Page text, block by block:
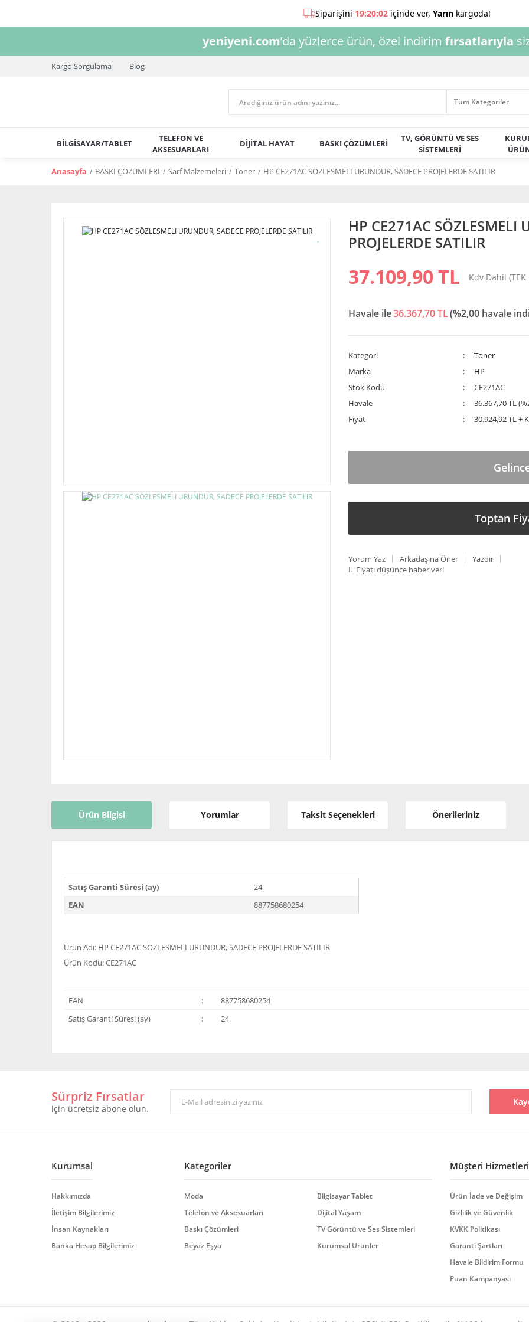
yeniyeni.com’da yüzlerce ürün, özel indirim fırsatlarıyla
Kargo Sorgulama Blog
BİLGİSAYAR/TABLET
TELEFON VE
AKSESUARLARI
DİJİTAL HAYAT BASKI ÇÖZÜMLERİ
TV, GÖRÜNTÜ VE SES
SİSTEMLERİ
Anasayfa BASKI ÇÖZÜMLERİ Sarf Malzemeleri Toner HP CE271AC SÖZLESMELI URUNDUR, SADECE PROJELERDE SATILIR
HP CE271AC SÖZLESMELI
PROJELERDE SATILIR
37.109,90 TL Kdv Dahil (TEK
Havale ile36.367,70 TL(%2,00 havale
Kategori
Toner
Marka
HP
Stok Kodu
CE271AC
Havale
36.367,70 TL
Fiyat
30.924,92 TL +
Toptan
Yorum Yaz Arkadaşına Öner
Yazdır
Fiyatı düşünce haber ver!
Ürün Bilgisi Yorumlar Taksit Seçenekleri Önerileriniz
Satış Garanti Süresi (ay)
24
EAN
887758680254
Ürün Adı: HP CE271AC SÖZLESMELI URUNDUR, SADECE PROJELERDE SATILIR
Ürün Kodu: CE271AC
EAN :
887758680254
Satış Garanti Süresi (ay)
: 24
Ürün resmi kalitesiz, bozuk veya görüntülenemiyor.
Ürün açıklamasında eksik bilgiler bulunuyor.
Gönder
Sürpriz Fırsatlar
için ücretsiz abone olun.
Kurumsal
Hakkımızda
İletişim Bilgilerimiz
İnsan Kaynakları
Banka Hesap Bilgilerimiz
Kategoriler
Moda
Telefon ve Aksesuarları
Baskı Çözümleri
Beyaz Eşya
Bilgisayar Tablet
Dijital Yaşam
TV Görüntü ve Ses Sistemleri
Kurumsal Ürünler
Müşteri Hizmetleri
Ürün İade ve Değişim
Gizlilik ve Güvenlik
KVKK Politikası
Garanti Şartları
Havale Bildirim Formu
Puan Kampanyası